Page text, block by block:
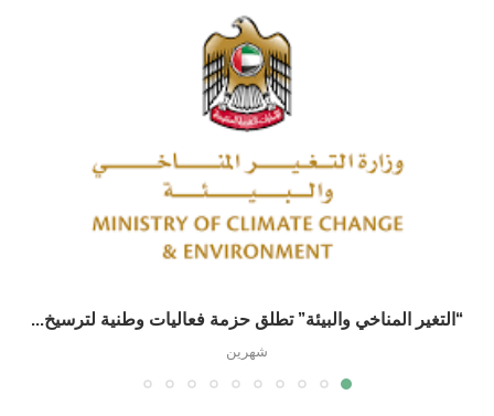
“التغير المناخي والبيئة” تطلق حزمة فعاليات وطنية لترسيخ...
شهرين